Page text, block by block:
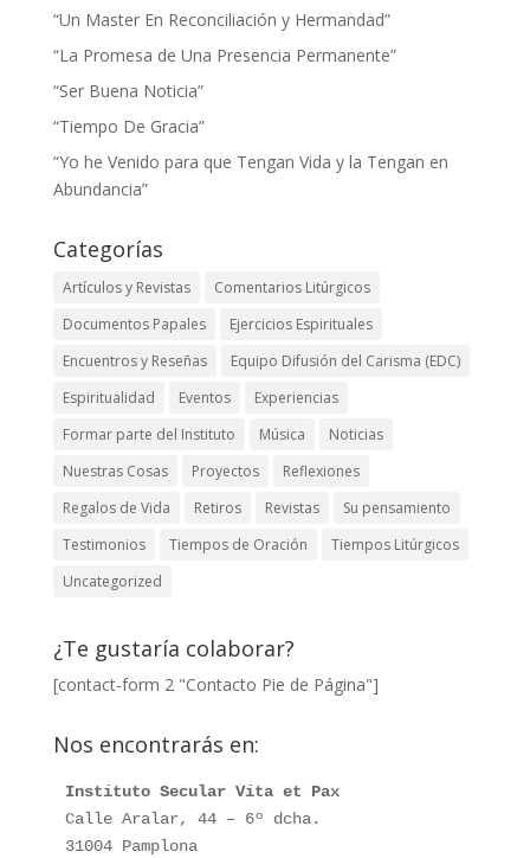
“Un Master En Reconciliación y Hermandad”
“La Promesa de Una Presencia Permanente”
“Ser Buena Noticia”
“Tiempo De Gracia”
“Yo he Venido para que Tengan Vida y la Tengan en
Abundancia”
Categorías
Artículos y Revistas
Comentarios Litúrgicos
Documentos Papales
Ejercicios Espirituales
Encuentros y Reseñas
Equipo Difusión del Carisma (EDC)
Espiritualidad
Eventos
Experiencias
Formar parte del Instituto
Música
Noticias
Nuestras Cosas
Proyectos
Reflexiones
Regalos de Vida
Retiros Revistas
Su pensamiento
Testimonios
Tiempos de Oración
Tiempos Litúrgicos
Uncategorized
¿Te gustaría colaborar?
[contact-form 2 "Contacto Pie de Página"]
Nos encontrarás en:
Instituto Secular Vita et Pax
Calle Aralar, 44 – 6º dcha.
31004 Pamplona